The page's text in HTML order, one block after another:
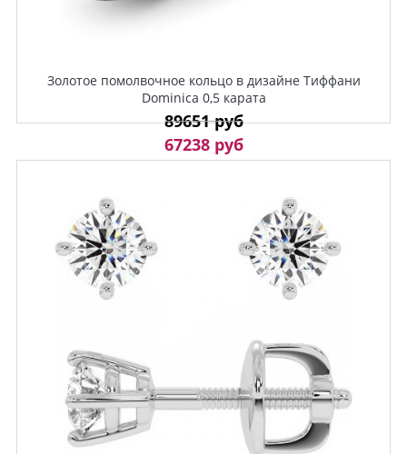
Золотое помолвочное кольцо в дизайне Тиффани
Dominica 0,5 карата
89651 руб
67238 руб